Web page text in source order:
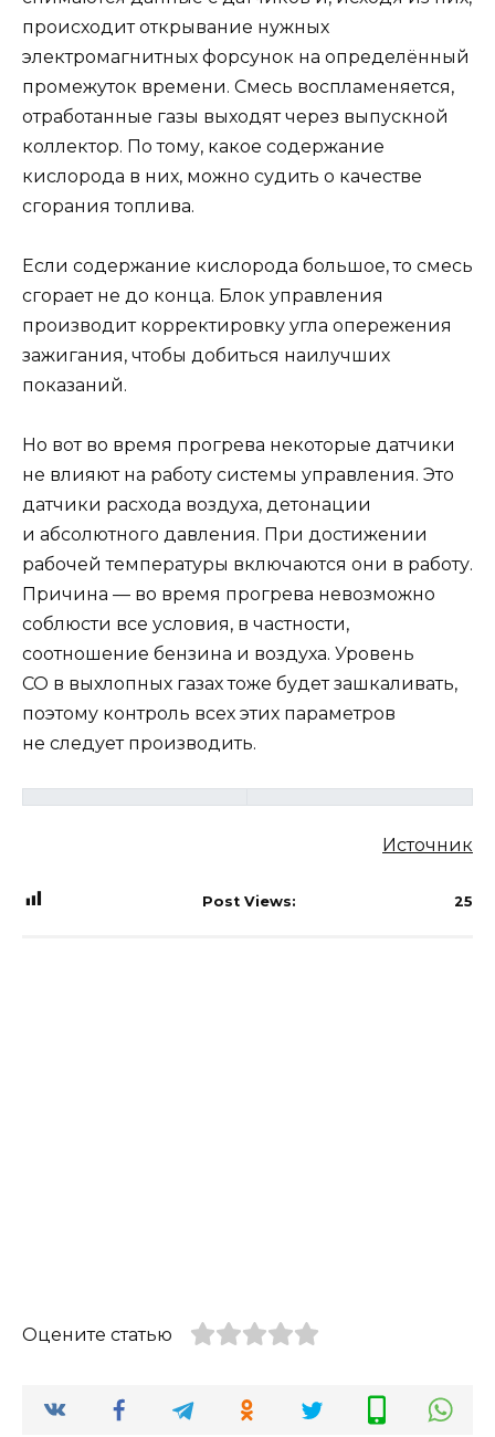
происходит открывание нужных
электромагнитных форсунок на определённый
промежуток времени. Смесь воспламеняется,
отработанные газы выходят через выпускной
коллектор. По тому, какое содержание
кислорода в них, можно судить о качестве
сгорания топлива.
Если содержание кислорода большое, то смесь
сгорает не до конца. Блок управления
производит корректировку угла опережения
зажигания, чтобы добиться наилучших
показаний.
Но вот во время прогрева некоторые датчики
не влияют на работу системы управления. Это
датчики расхода воздуха, детонации
и абсолютного давления. При достижении
рабочей температуры включаются они в работу.
Причина — во время прогрева невозможно
соблюсти все условия, в частности,
соотношение бензина и воздуха. Уровень
СО в выхлопных газах тоже будет зашкаливать,
поэтому контроль всех этих параметров
не следует производить.
Источник
Post Views: 25
Оцените статью